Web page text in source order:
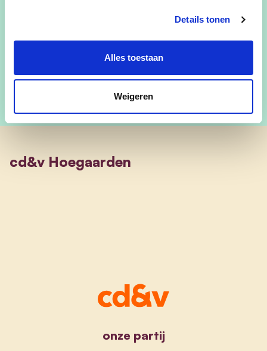
Details tonen
Alles toestaan
Weigeren
cd&v Hoegaarden
onze partij